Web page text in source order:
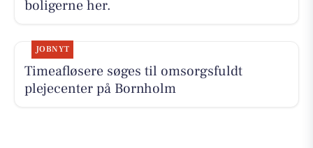
boligerne her.
JOBNYT
Timeafløsere søges til omsorgsfuldt
plejecenter på Bornholm